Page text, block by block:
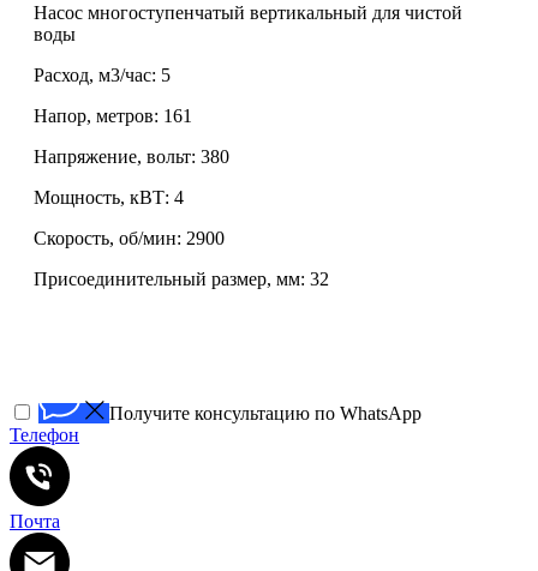
Нacоc многоступенчатый вертикaльный для чистoй
воды
Расход, м3/час: 5
Напор, метров: 161
Напряжение, вольт: 380
Мощность, кВТ: 4
Скорость, об/мин: 2900
Присоединительный размер, мм: 32
Получите консультацию по WhatsApp
Телефон
Почта